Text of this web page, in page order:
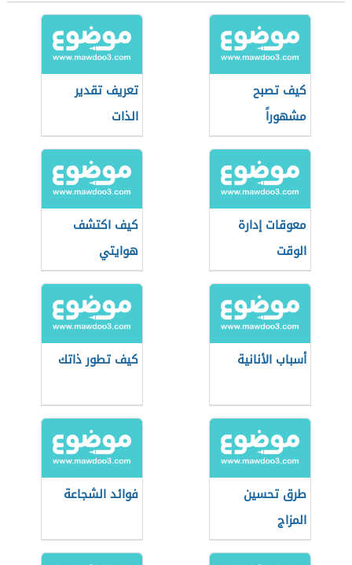
كيف تصبح
مشهوراً
تعريف تقدير
الذات
معوقات إدارة
الوقت
كيف اكتشف
هوايتي
أسباب الأنانية كيف تطور ذاتك
طرق تحسين
المزاج
فوائد الشجاعة